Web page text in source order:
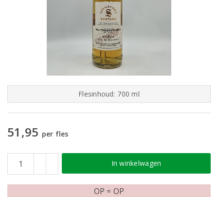
Flesinhoud: 700 ml
51,95 per fles
In winkelwagen
OP = OP